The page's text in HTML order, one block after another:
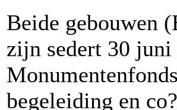
Beide gebouwen
zijn sedert 30
begeleiding en